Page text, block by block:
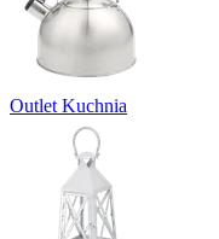
Outlet Kuchnia